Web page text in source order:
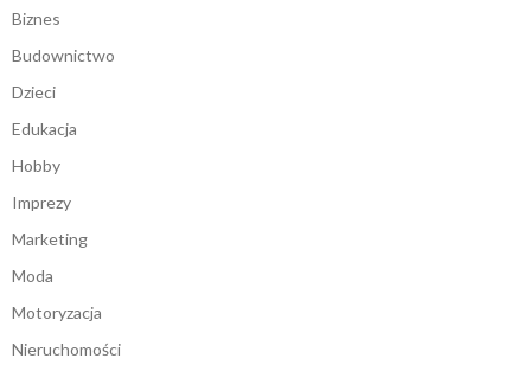
Biznes
Budownictwo
Dzieci
Edukacja
Hobby
Imprezy
Marketing
Moda
Motoryzacja
Nieruchomości